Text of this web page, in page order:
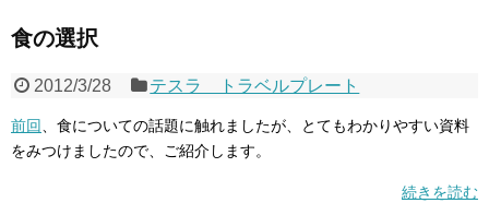
食の選択
2012/3/28 テスラ トラベルプレート
前回、食についての話題に触れましたが、とてもわかりやすい資料
をみつけましたので、ご紹介します。
続きを読む